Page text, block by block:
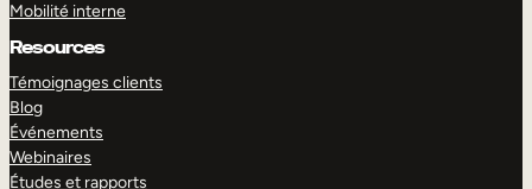
Mobilité interne
Resources
Témoignages clients
Blog
Événements
Webinaires
Études et rapports